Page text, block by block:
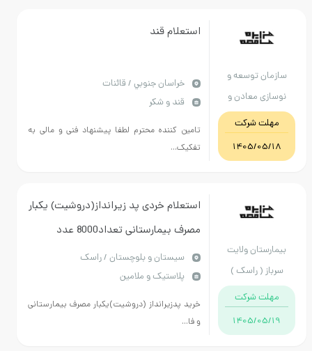
توسعه و
معادن و
ایران
استعلام قند
خراسان جنوبي / قائنات
قند و شکر
تامین کننده محترم لطفا پیشنهاد فنی و مالی به
تفکیک...
ولایت
( راسک )
استعلام خردی پد زیرانداز(دروشیت) یکبار
مصرف بیمارستانی تعداد8000 عدد
سيستان و بلوچستان / راسک
پلاستیک و ملامین
خرید پدزیرانداز (دروشیت)یکبار مصرف بیمارستانی
و فا...